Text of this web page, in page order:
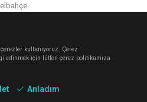
kullanıyoruz. Çerez
edinmek için lütfen çerez politikamıza
Anladım